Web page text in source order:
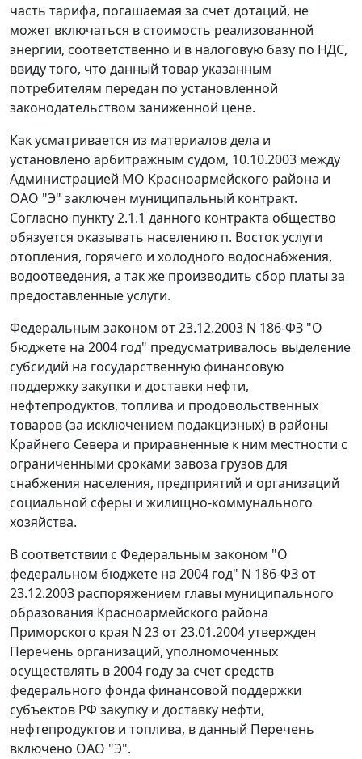
часть тарифа, погашаемая за счет дотаций, не
может включаться в стоимость реализованной
энергии, соответственно и в налоговую базу по НДС,
ввиду того, что данный товар указанным
потребителям передан по установленной
законодательством заниженной цене.
Как усматривается из материалов дела и
установлено арбитражным судом, 10.10.2003 между
Администрацией МО Красноармейского района и
ОАО "Э" заключен муниципальный контракт.
Согласно пункту 2.1.1 данного контракта общество
обязуется оказывать населению п. Восток услуги
отопления, горячего и холодного водоснабжения,
водоотведения, а так же производить сбор платы за
предоставленные услуги.
Федеральным законом от 23.12.2003 N 186-ФЗ "О
бюджете на 2004 год" предусматривалось выделение
субсидий на государственную финансовую
поддержку закупки и доставки нефти,
нефтепродуктов, топлива и продовольственных
товаров (за исключением подакцизных) в районы
Крайнего Севера и приравненные к ним местности с
ограниченными сроками завоза грузов для
снабжения населения, предприятий и организаций
социальной сферы и жилищно-коммунального
хозяйства.
В соответствии с Федеральным законом "О
федеральном бюджете на 2004 год" N 186-ФЗ от
23.12.2003 распоряжением главы муниципального
образования Красноармейского района
Приморского края N 23 от 23.01.2004 утвержден
Перечень организаций, уполномоченных
осуществлять в 2004 году за счет средств
федерального фонда финансовой поддержки
субъектов РФ закупку и доставку нефти,
нефтепродуктов и топлива, в данный Перечень
включено ОАО "Э".